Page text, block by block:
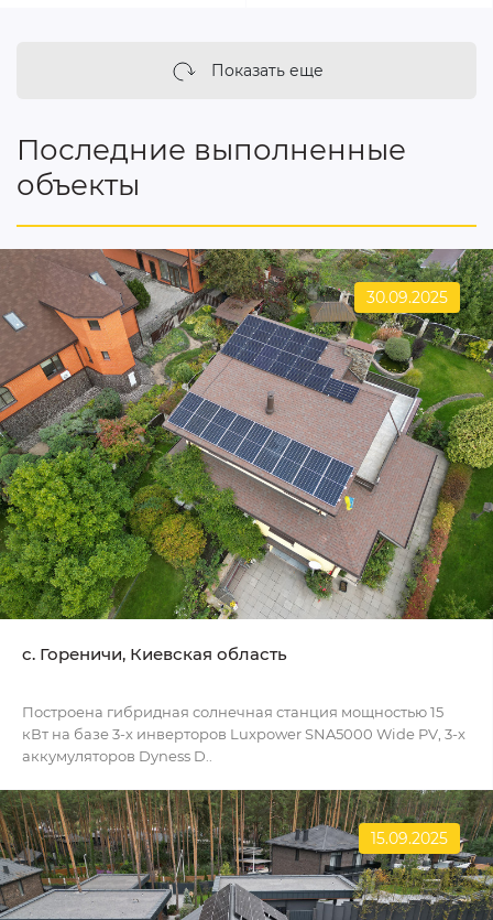
Показать еще
Последние выполненные
объекты
30.09.2025
c. Гореничи, Киевская область
Построена гибридная солнечная станция мощностью 15
кВт на базе 3-х инверторов Luxpower SNA5000 Wide PV, 3-х
аккумуляторов Dyness D..
15.09.2025